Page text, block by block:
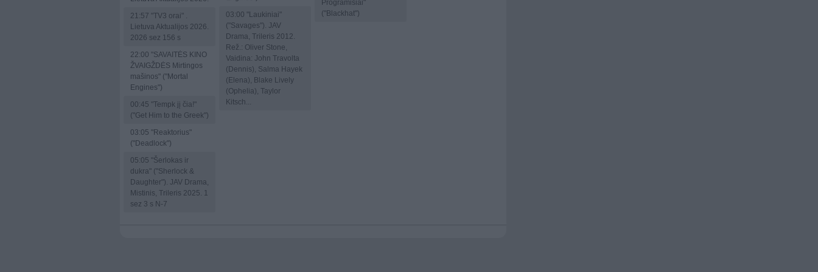
21:57 "TV3 orai" .
Lietuva Aktualijos 2026.
2026 sez 156 s
22:00 "SAVAITĖS KINO
ŽVAIGŽDĖS Mirtingos
mašinos" ("Mortal
Engines")
00:45 "Tempk jį čia!"
("Get Him to the Greek")
03:05 "Reaktorius"
("Deadlock")
05:05 "Šerlokas ir
dukra" ("Sherlock &
Daughter"). JAV Drama,
Mistinis, Trileris 2025. 1
sez 3 s N-7
03:00 "Laukiniai"
("Savages"). JAV
Drama, Trileris 2012.
Rež.: Oliver Stone,
Vaidina: John Travolta
(Dennis), Salma Hayek
(Elena), Blake Lively
(Ophelia), Taylor
Kitsch...
Programišiai"
("Blackhat")